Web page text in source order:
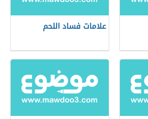
علامات فساد اللحم